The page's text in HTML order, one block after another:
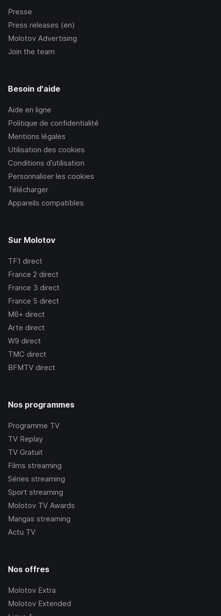
Presse
Press releases (en)
Molotov Advertising
Join the team
Besoin d'aide
Aide en ligne
Politique de confidentialité
Mentions légales
Utilisation des cookies
Conditions d’utilisation
Personnaliser les cookies
Télécharger
Appareils compatibles
Sur Molotov
TF1 direct
France 2 direct
France 3 direct
France 5 direct
M6+ direct
Arte direct
W9 direct
TMC direct
BFMTV direct
Nos programmes
Programme TV
TV Replay
TV Gratuit
Films streaming
Séries streaming
Sport streaming
Molotov TV Awards
Mangas streaming
Actu TV
Nos offres
Molotov Extra
Molotov Extended